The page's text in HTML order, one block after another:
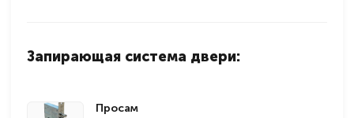
Запирающая система двери:
Просам